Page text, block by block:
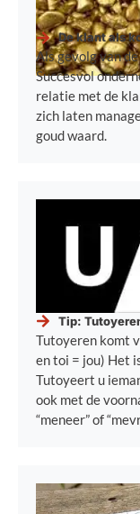
De klant als
Als gevolg van
Succesvol
relatie met de
zich laten
goud waard.
Tip:
Tutoyeren komt
en toi = jou) Het
Tutoyeert u
ook met de
“meneer” of